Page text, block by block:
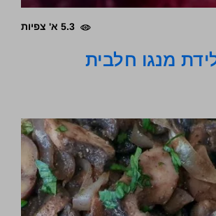
5.3 א' צפיות
מנגו חלבית